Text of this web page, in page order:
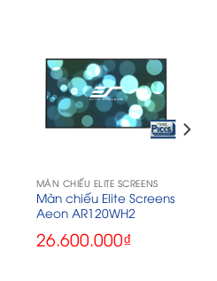
MÀN CHIẾU ELITE SCREENS
Màn chiếu Elite Screens
Aeon AR120WH2
26.600.000₫